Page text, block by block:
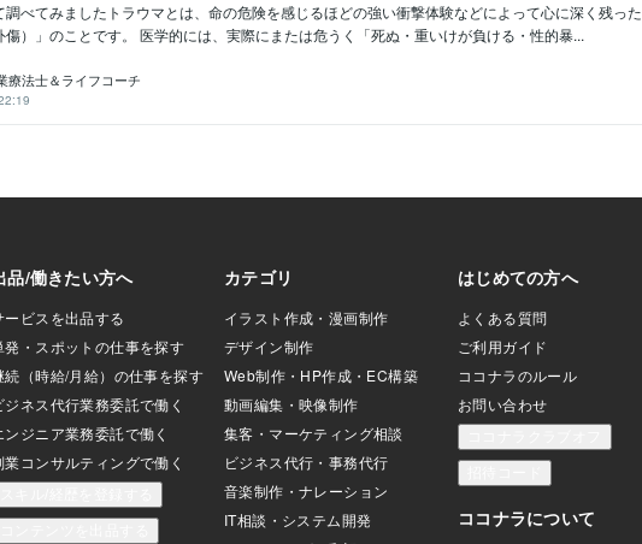
調べてみましたトラウマとは、命の危険を感じるほどの強い衝撃体験などによって心に深く残った
）」のことです。 医学的には、実際にまたは危うく「死ぬ・重いけが負ける・性的暴...
法士＆ライフコーチ